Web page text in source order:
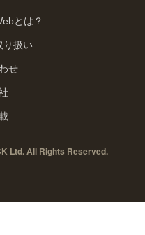
とは？
り扱い
せ
Ltd. All Rights Reserved.